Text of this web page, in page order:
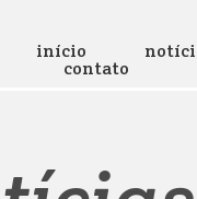
início
contato